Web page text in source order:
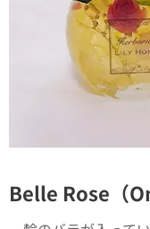
Belle Rose（